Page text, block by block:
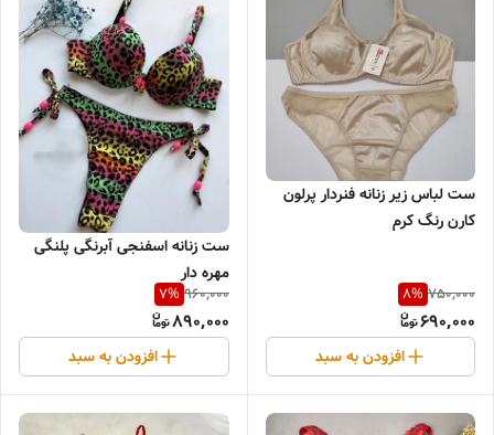
ست لباس زیر زنانه فنردار پرلون
کارن رنگ کرم
750,000
8%
690,000
افزودن به سبد
ست زنانه اسفنجی آبرنگی پلنگی
مهره دار
960,000
7%
890,000
افزودن به سبد